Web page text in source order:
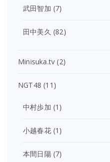
武田智加 (7)
田中美久 (82)
Minisuka.tv (2)
NGT48 (11)
中村歩加 (1)
小越春花(1)
本間日陽(7)